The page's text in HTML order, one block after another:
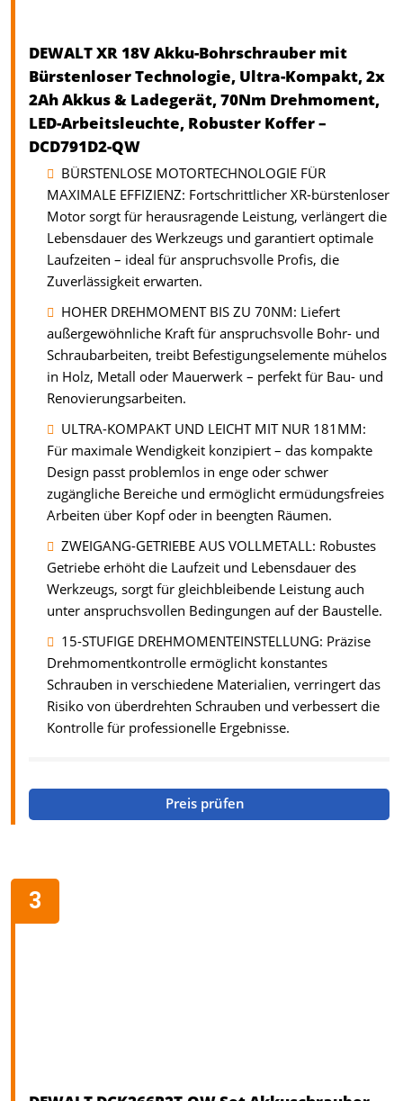
DEWALT XR 18V Akku-Bohrschrauber mit
Bürstenloser Technologie, Ultra-Kompakt, 2x
2Ah Akkus & Ladegerät, 70Nm Drehmoment,
LED-Arbeitsleuchte, Robuster Koffer –
DCD791D2-QW
BÜRSTENLOSE MOTORTECHNOLOGIE FÜR
MAXIMALE EFFIZIENZ: Fortschrittlicher XR-bürstenloser
Motor sorgt für herausragende Leistung, verlängert die
Lebensdauer des Werkzeugs und garantiert optimale
Laufzeiten – ideal für anspruchsvolle Profis, die
Zuverlässigkeit erwarten.
HOHER DREHMOMENT BIS ZU 70NM: Liefert
außergewöhnliche Kraft für anspruchsvolle Bohr- und
Schraubarbeiten, treibt Befestigungselemente mühelos
in Holz, Metall oder Mauerwerk – perfekt für Bau- und
Renovierungsarbeiten.
ULTRA-KOMPAKT UND LEICHT MIT NUR 181MM:
Für maximale Wendigkeit konzipiert – das kompakte
Design passt problemlos in enge oder schwer
zugängliche Bereiche und ermöglicht ermüdungsfreies
Arbeiten über Kopf oder in beengten Räumen.
ZWEIGANG-GETRIEBE AUS VOLLMETALL: Robustes
Getriebe erhöht die Laufzeit und Lebensdauer des
Werkzeugs, sorgt für gleichbleibende Leistung auch
unter anspruchsvollen Bedingungen auf der Baustelle.
15-STUFIGE DREHMOMENTEINSTELLUNG: Präzise
Drehmomentkontrolle ermöglicht konstantes
Schrauben in verschiedene Materialien, verringert das
Risiko von überdrehten Schrauben und verbessert die
Kontrolle für professionelle Ergebnisse.
Preis prüfen